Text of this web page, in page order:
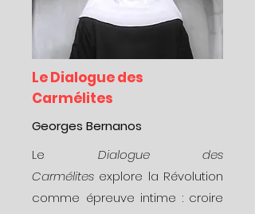
Le Dialogue des
Carmélites
Georges Bernanos
Le Dialogue des
Carmélites explore la Révolution
comme épreuve intime : croire